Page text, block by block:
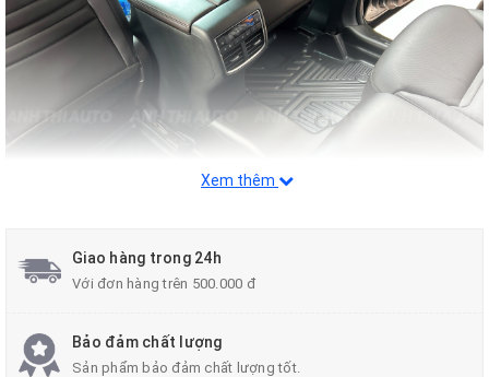
Xem thêm
Giao hàng trong 24h
Với đơn hàng trên 500.000 đ
Bảo đảm chất lượng
Sản phẩm bảo đảm chất lượng tốt.